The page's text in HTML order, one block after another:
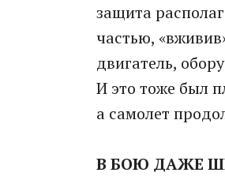
защита
частью,
двигатель,
И это тоже был
а самолет
В БОЮ ДАЖЕ